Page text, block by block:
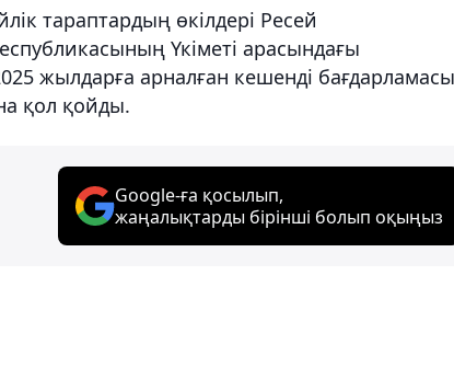
тараптардың өкілдері Ресей
Үкіметі арасындағы
жылдарға арналған кешенді
қол қойды.
Google-ға қосылып,
жаңалықтарды бірінші болып оқыңыз